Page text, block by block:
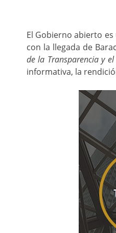
El Gobierno abierto
con la llegada de
de la Transparencia y
informativa, la